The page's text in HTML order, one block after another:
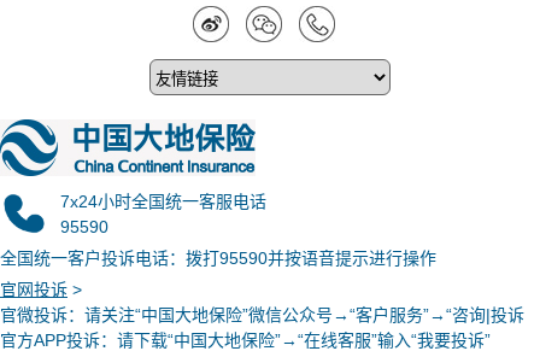
7x24小时全国统一客服电话
95590
全国统一客户投诉电话：拨打95590并按语音提示进行操作
官网投诉 >
官微投诉：请关注“中国大地保险”微信公众号→“客户服务”→“咨询|投诉
官方APP投诉：请下载“中国大地保险”→“在线客服”输入“我要投诉”